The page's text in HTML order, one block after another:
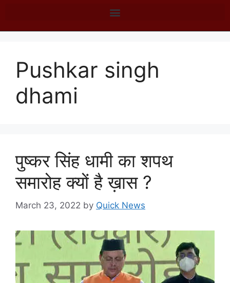
Pushkar singh
dhami
पुष्कर सिंह धामी का शपथ
समारोह क्यों है ख़ास ?
March 23, 2022 by Quick News